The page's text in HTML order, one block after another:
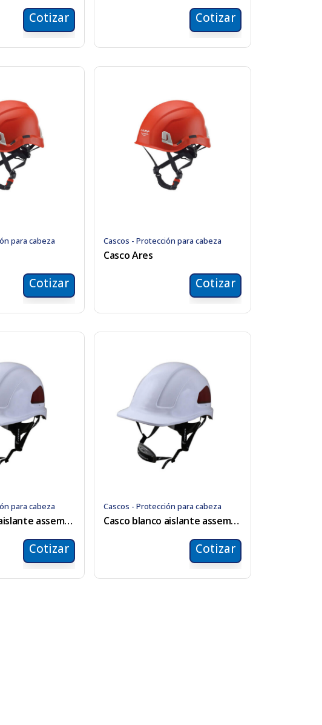
Cotizar Cotizar
para cabeza
Cotizar
Cascos - Protección para cabeza
Casco Ares
Cotizar
para cabeza
Casco blanco aislante assembler, ratchet y barbiquejo
Cotizar
Cascos - Protección para cabeza
Casco blanco aislante assembler, ratchet y barbiquejo
Cotizar